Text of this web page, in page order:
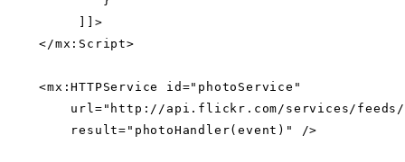
         ]]>
    </mx:Script>
    <mx:HTTPService id="photoService"
url="http://api.flickr.com/services/
        result="photoHandler(event)" />